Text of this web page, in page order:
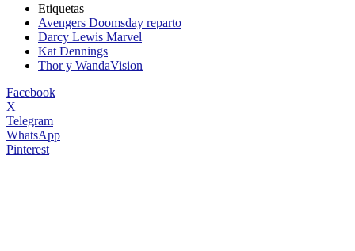
Etiquetas
Avengers Doomsday reparto
Darcy Lewis Marvel
Kat Dennings
Thor y WandaVision
Facebook
X
Telegram
WhatsApp
Pinterest